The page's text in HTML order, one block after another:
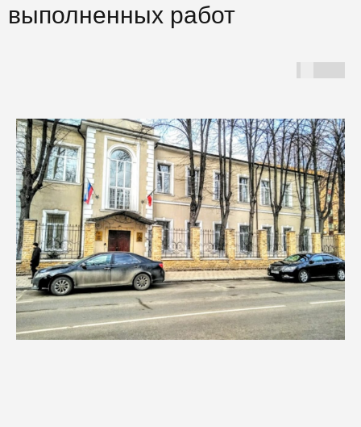
выполненных работ